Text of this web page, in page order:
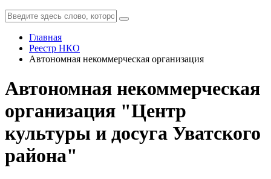
Главная
Реестр НКО
Автономная некоммерческая организация
Автономная некоммерческая
организация "Центр
культуры и досуга Уватского
района"